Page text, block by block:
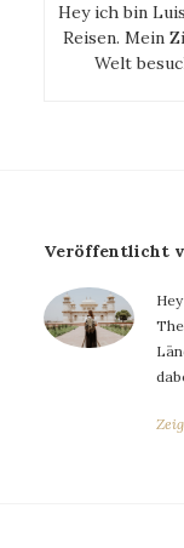
Hey ich bin
Reisen. Mein
Welt
Veröffentlicht